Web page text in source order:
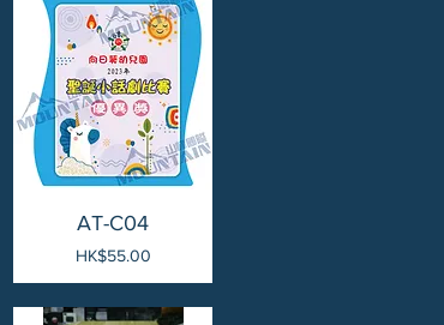
AT-C04
價格
HK$55.00